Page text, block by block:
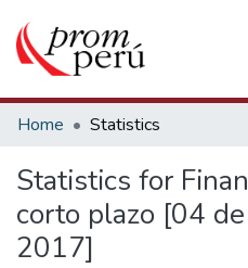
Communities & Collections
Estadísticas Externas
Home Statistics
Statistics for
corto plazo [04
2017]